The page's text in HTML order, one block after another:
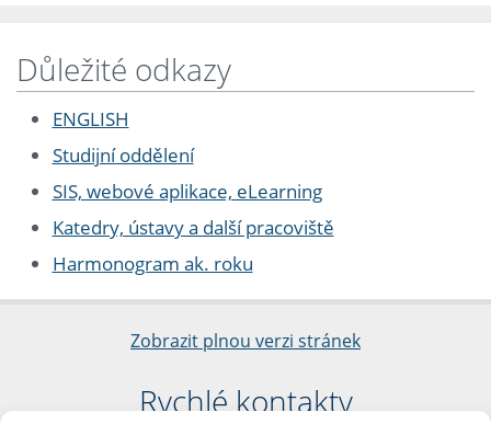
Důležité odkazy
ENGLISH
Studijní oddělení
SIS, webové aplikace, eLearning
Katedry, ústavy a další pracoviště
Harmonogram ak. roku
Zobrazit plnou verzi stránek
Rychlé kontakty